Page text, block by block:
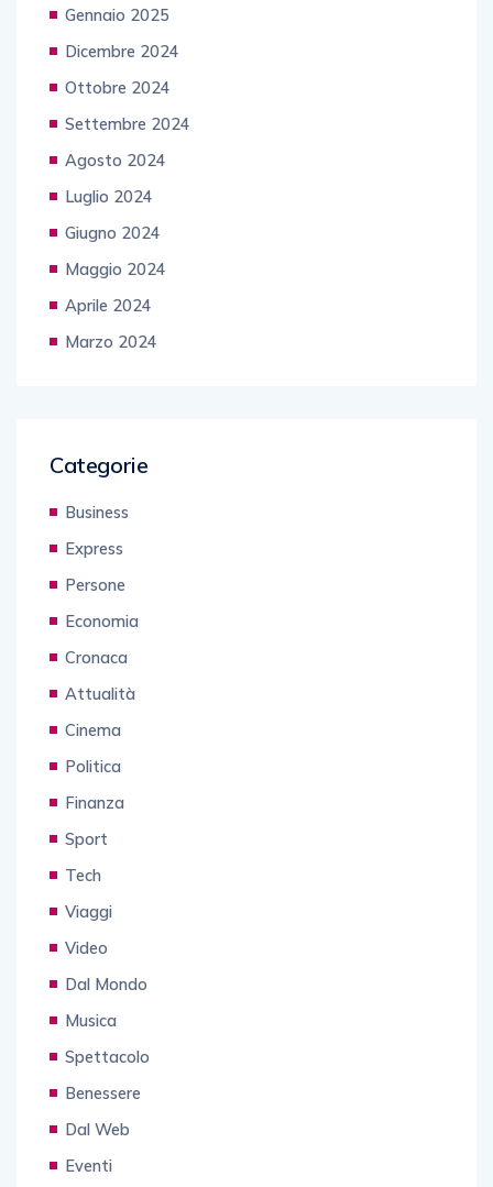
Gennaio 2025
Dicembre 2024
Ottobre 2024
Settembre 2024
Agosto 2024
Luglio 2024
Giugno 2024
Maggio 2024
Aprile 2024
Marzo 2024
Categorie
Business
Express
Persone
Economia
Cronaca
Attualità
Cinema
Politica
Finanza
Sport
Tech
Viaggi
Video
Dal Mondo
Musica
Spettacolo
Benessere
Dal Web
Eventi